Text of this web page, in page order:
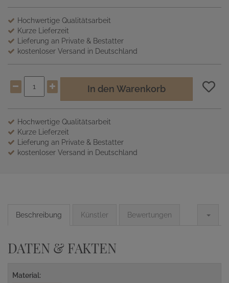
Hochwertige Qualitätsarbeit
Kurze Lieferzeit
Lieferung an Private & Bestatter
kostenloser Versand in Deutschland
In den Warenkorb
Hochwertige Qualitätsarbeit
Kurze Lieferzeit
Lieferung an Private & Bestatter
kostenloser Versand in Deutschland
Beschreibung Künstler Bewertungen
DATEN & FAKTEN
Material: